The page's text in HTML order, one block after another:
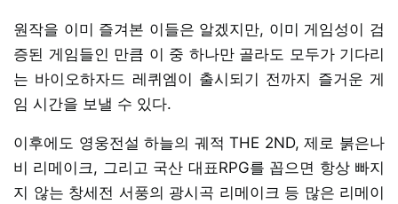
원작을 이미 즐겨본 이들은 알겠지만, 이미 게임성이 검
증된 게임들인 만큼 이 중 하나만 골라도 모두가 기다리
는 바이오하자드 레퀴엠이 출시되기 전까지 즐거운 게
임 시간을 보낼 수 있다.
이후에도 영웅전설 하늘의 궤적 THE 2ND, 제로 붉은나
비 리메이크, 그리고 국산 대표RPG를 꼽으면 항상 빠지
지 않는 창세전 서풍의 광시곡 리메이크 등 많은 리메이